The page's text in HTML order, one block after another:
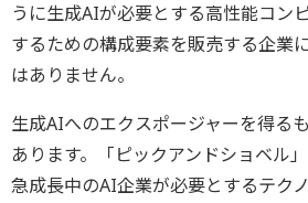
うに生成AIが必要とする高性能コン
するための構成要素を販売する企業
はありません。
生成AIへのエクスポージャーを得る
あります。「ピックアンドショベル
急成長中のAI企業が必要とするテク